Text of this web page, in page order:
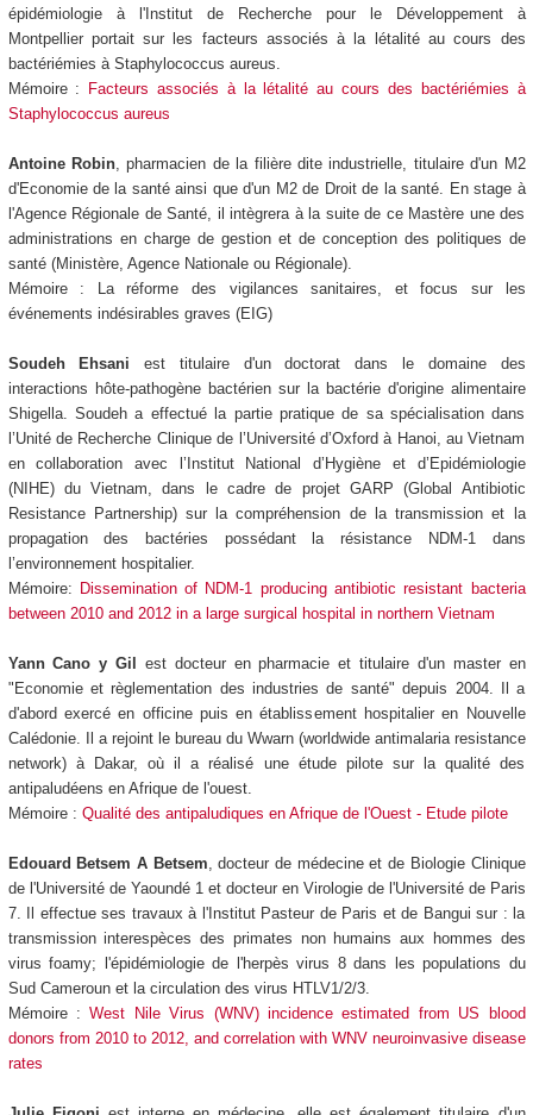
épidémiologie à l'Institut de Recherche pour le Développement à
Montpellier portait sur les facteurs associés à la létalité au cours des
bactériémies à Staphylococcus aureus.
Mémoire :
Facteurs associés à la létalité au cours des bactériémies à
Staphylococcus aureus
Antoine Robin, pharmacien de la filière dite industrielle, titulaire d'un M2
d'Economie de la santé ainsi que d'un M2 de Droit de la santé. En stage à
l'Agence Régionale de Santé, il intègrera à la suite de ce Mastère une des
administrations en charge de gestion et de conception des politiques de
santé (Ministère, Agence Nationale ou Régionale).
Mémoire : La réforme des vigilances sanitaires, et focus sur les
événements indésirables graves (EIG)
Soudeh Ehsaniest titulaire d'un doctorat dans le domaine des
interactions hôte-pathogène bactérien sur la bactérie d'origine alimentaire
Shigella. Soudeh a effectué la partie pratique de sa spécialisation dans
l’Unité de Recherche Clinique de l’Université d’Oxford à Hanoi, au Vietnam
en collaboration avec l’Institut National d’Hygiène et d’Epidémiologie
(NIHE) du Vietnam, dans le cadre de projet GARP (Global Antibiotic
Resistance Partnership) sur la compréhension de la transmission et la
propagation des bactéries possédant la résistance NDM-1 dans
l’environnement hospitalier.
Mémoire: Dissemination of NDM-1 producing antibiotic resistant bacteria
between 2010 and 2012 in a large surgical hospital in northern Vietnam
Yann Cano y Gil
est docteur en pharmacie et titulaire d'un master en
"Economie et règlementation des industries de santé" depuis 2004. Il a
d'abord exercé en officine puis en établissement hospitalier en Nouvelle
Calédonie. Il a rejoint le bureau du Wwarn (worldwide antimalaria resistance
network) à Dakar, où il a réalisé une étude pilote sur la qualité des
antipaludéens en Afrique de l'ouest.
Mémoire : Qualité des antipaludiques en Afrique de l'Ouest - Etude pilote
Edouard Betsem A Betsem, docteur de médecine et de Biologie Clinique
de l'Université de Yaoundé 1 et docteur en Virologie de l'Université de Paris
7. Il effectue ses travaux à l'Institut Pasteur de Paris et de Bangui sur : la
transmission interespèces des primates non humains aux hommes des
virus foamy; l'épidémiologie de l'herpès virus 8 dans les populations du
Sud Cameroun et la circulation des virus HTLV1/2/3.
Mémoire :West Nile Virus (WNV) incidence estimated from US blood
donors from 2010 to 2012, and correlation with WNV neuroinvasive disease
rates